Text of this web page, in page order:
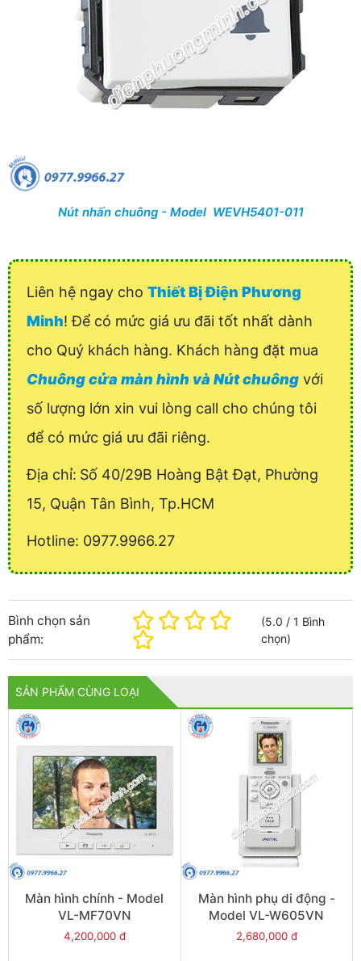
Nút nhấn chuông - Model WEVH5401-011
Liên hệ ngay cho Thiết Bị Điện Phương
Minh! Để có mức giá ưu đãi tốt nhất dành
cho Quý khách hàng. Khách hàng đặt mua
Chuông cửa màn hình và Nút chuông với
số lượng lớn xin vui lòng call cho chúng tôi
để có mức giá ưu đãi riêng.
Địa chỉ: Số 40/29B Hoàng Bật Đạt, Phường
15, Quận Tân Bình, Tp.HCM
Hotline: 0977.9966.27
Bình chọn sản
phẩm:
(5.0 /1 Bình
chọn)
SẢN PHẨM CÙNG LOẠI
Màn hình chính - Model
VL-MF70VN
4,200,000 đ
Màn hình phụ di động -
Model VL-W605VN
2,680,000 đ